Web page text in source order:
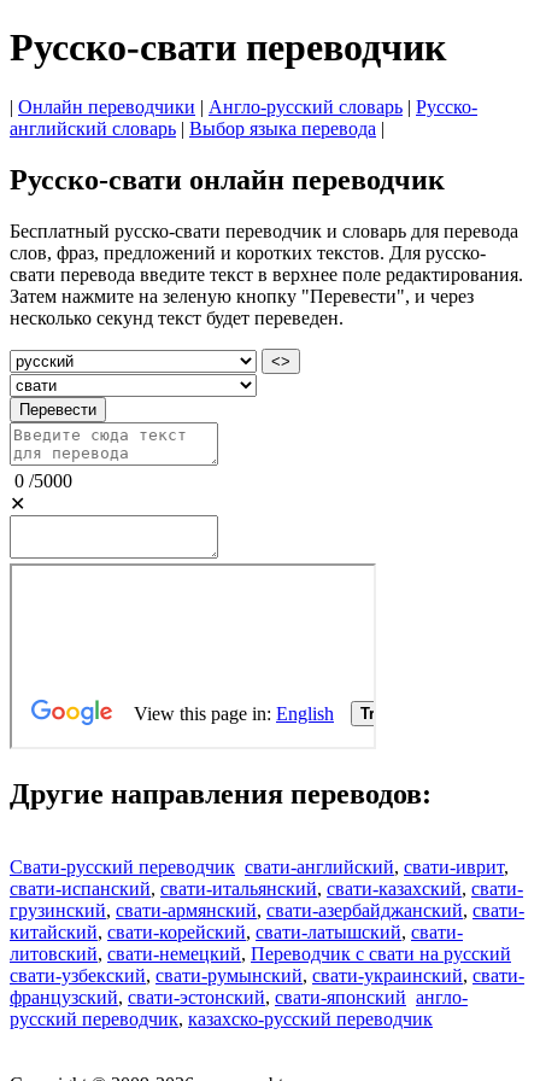
Русско-свати переводчик
| Онлайн переводчики | Англо-русский словарь | Русско-
английский словарь | Выбор языка перевода |
Русско-свати онлайн переводчик
Бесплатный русско-свати переводчик и словарь для перевода
слов, фраз, предложений и коротких текстов. Для русско-
свати перевода введите текст в верхнее поле редактирования.
Затем нажмите на зеленую кнопку "Перевести", и через
несколько секунд текст будет переведен.
<>
Перевести
0 /5000
✕
Другие направления переводов:
Свати-русский переводчик свати-английский, свати-иврит,
свати-испанский, свати-итальянский, свати-казахский, свати-
грузинский, свати-армянский, свати-азербайджанский, свати-
китайский, свати-корейский, свати-латышский, свати-
литовский, свати-немецкий, Переводчик с свати на русский
свати-узбекский, свати-румынский, свати-украинский, свати-
французский, свати-эстонский, свати-японский англо-
русский переводчик, казахско-русский переводчик